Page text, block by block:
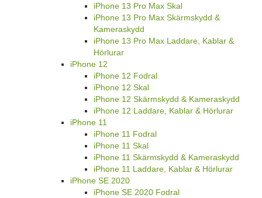
iPhone 13 Pro Max Skal
iPhone 13 Pro Max Skärmskydd &
Kameraskydd
iPhone 13 Pro Max Laddare, Kablar &
Hörlurar
iPhone 12
iPhone 12 Fodral
iPhone 12 Skal
iPhone 12 Skärmskydd & Kameraskydd
iPhone 12 Laddare, Kablar & Hörlurar
iPhone 11
iPhone 11 Fodral
iPhone 11 Skal
iPhone 11 Skärmskydd & Kameraskydd
iPhone 11 Laddare, Kablar & Hörlurar
iPhone SE 2020
iPhone SE 2020 Fodral